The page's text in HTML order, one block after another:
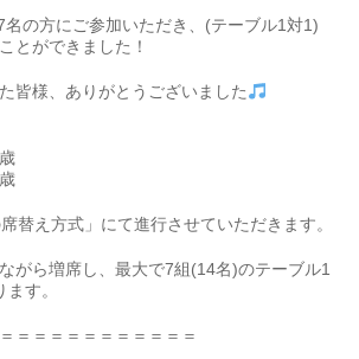
の方にご参加いただき、(テーブル1対1)
とができました！
皆様、ありがとうございました
替え方式」にて進行させていただきます。
がら増席し、最大で7組(14名)のテーブル1
す。
＝＝＝＝＝＝＝＝＝＝＝